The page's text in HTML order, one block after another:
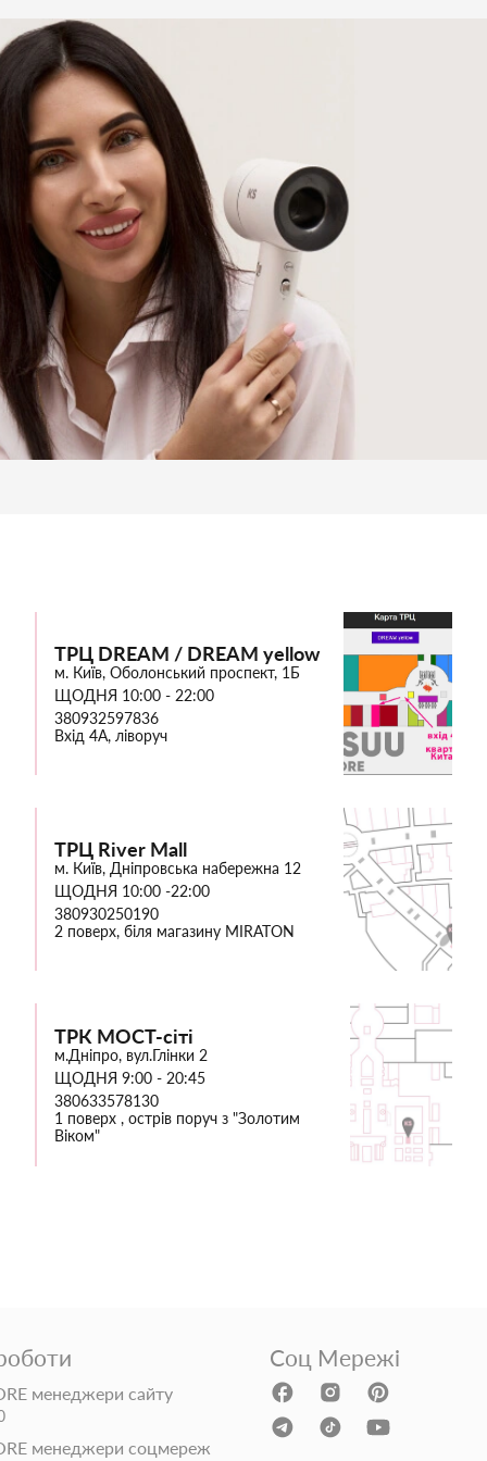
та зміцненню волосся по всій довжині, від коренів
помічником у догляді за вашим волоссям,
вигляд і природний блиск.
ТРЦ DREAM / DREAM yellow
м. Київ, Оболонський проспект, 1Б
ЩОДНЯ 10:00 - 22:00
380932597836
Вхід 4А, ліворуч
ТРЦ River Mall
м. Київ, Дніпровська набережна 12
ЩОДНЯ 10:00 -22:00
380930250190
2 поверх, біля магазину MIRATON
ТРК МОСТ-сіті
м.Дніпро, вул.Глінки 2
ЩОДНЯ 9:00 - 20:45
380633578130
1 поверх , острів поруч з "Золотим
Віком"
менеджери сайту
менеджери соцмереж
Соц Мережі